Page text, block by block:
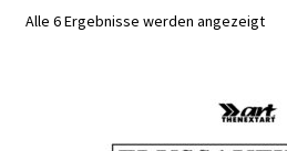
Alle 6 Ergebnisse werden angezeigtNach